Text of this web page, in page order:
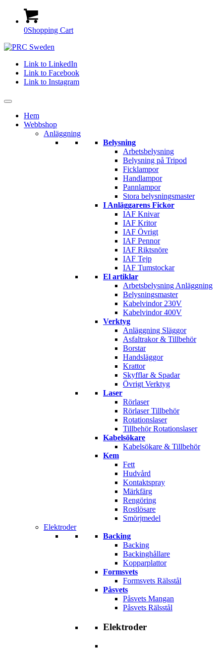
0Shopping Cart
Link to LinkedIn
Link to Facebook
Link to Instagram
Hem
Webbshop
Anläggning
Belysning
Arbetsbelysning
Belysning på Tripod
Ficklampor
Handlampor
Pannlampor
Stora belysningsmaster
I Anläggarens Fickor
IAF Knivar
IAF Kritor
IAF Övrigt
IAF Pennor
IAF Riktsnöre
IAF Tejp
IAF Tumstockar
El artiklar
Arbetsbelysning Anläggning
Belysningsmaster
Kabelvindor 230V
Kabelvindor 400V
Verktyg
Anläggning Släggor
Asfaltrakor & Tillbehör
Borstar
Handsläggor
Krattor
Skyfflar & Spadar
Övrigt Verktyg
Laser
Rörlaser
Rörlaser Tillbehör
Rotationslaser
Tillbehör Rotationslaser
Kabelsökare
Kabelsökare & Tillbehör
Kem
Fett
Hudvård
Kontaktspray
Märkfärg
Rengöring
Rostlösare
Smörjmedel
Elektroder
Backing
Backing
Backinghållare
Kopparplattor
Formsvets
Formsvets Rälsstål
Påsvets
Påsvets Mangan
Påsvets Rälsstål
Elektroder